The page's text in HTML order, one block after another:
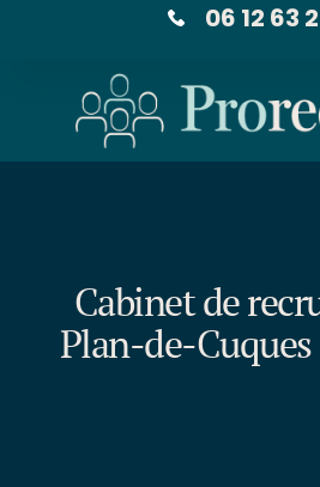
06 12 63
Cabinet de
Plan-de-